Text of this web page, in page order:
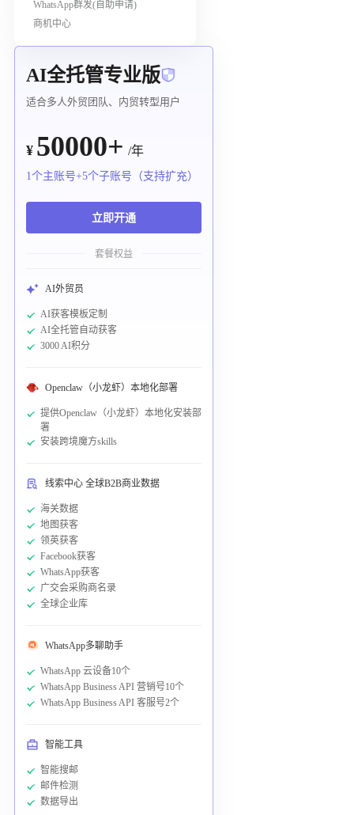
WhatsApp群发(自助申请)
商机中心
AI全托管专业版
适合多人外贸团队、内贸转型用户
¥ 50000+ /年
1个主账号+5个子账号（支持扩充）
立即开通
套餐权益
AI外贸员
AI获客模板定制
AI全托管自动获客
3000 AI积分
Openclaw（小龙虾）本地化部署
提供Openclaw（小龙虾）本地化安装部
署
安装跨境魔方skills
线索中心 全球B2B商业数据
海关数据
地图获客
领英获客
Facebook获客
WhatsApp获客
广交会采购商名录
全球企业库
WhatsApp多聊助手
WhatsApp 云设备10个
WhatsApp Business API 营销号10个
WhatsApp Business API 客服号2个
智能工具
智能搜邮
邮件检测
数据导出